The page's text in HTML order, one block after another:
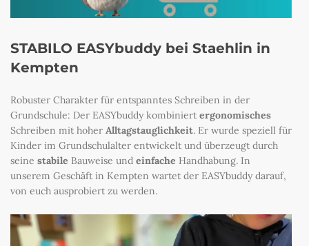
STABILO EASYbuddy bei Staehlin in
Kempten
Robuster Charakter für entspanntes Schreiben in der
Grundschule: Der EASYbuddy kombiniert ergonomisches
Schreiben mit hoher Alltagstauglichkeit. Er wurde speziell für
Kinder im Grundschulalter entwickelt und überzeugt durch
seine stabile Bauweise und einfache Handhabung. In
unserem Geschäft in Kempten wartet der EASYbuddy darauf,
von euch ausprobiert zu werden.